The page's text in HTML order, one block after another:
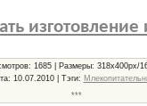
: 1685 | Размеры: 318x400px/
: 10.07.2010 | Тэги:
***